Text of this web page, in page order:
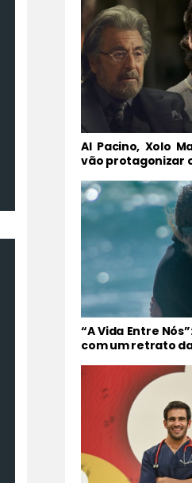
Al Pacino, Xolo
vão protagonizar
“A Vida Entre
com um retrato